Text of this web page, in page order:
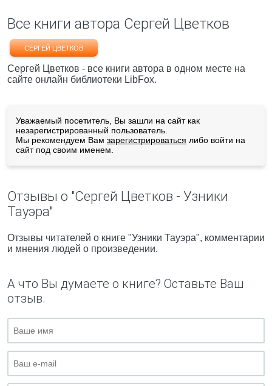
Все книги автора Сергей Цветков
СЕРГЕЙ ЦВЕТКОВ
Сергей Цветков - все книги автора в одном месте на
сайте онлайн библиотеки LibFox.
Уважаемый посетитель, Вы зашли на сайт как
незарегистрированный пользователь.
Мы рекомендуем Вам зарегистрироваться либо войти на
сайт под своим именем.
Отзывы о "Сергей Цветков - Узники
Тауэра"
Отзывы читателей о книге "Узники Тауэра", комментарии
и мнения людей о произведении.
А что Вы думаете о книге? Оставьте Ваш
отзыв.